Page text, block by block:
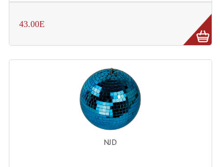
Liquide À Neige
Liquides À Fumée
Liquides À Mousse
Nos Occasions Et Stock B
Les Occasions
43.00E
NJD